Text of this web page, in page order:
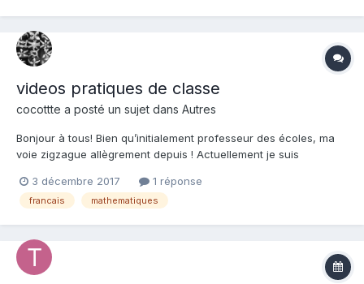
videos pratiques de classe
cocottte a posté un sujet dans Autres
Bonjour à tous! Bien qu’initialement professeur des écoles, ma
voie zigzague allègrement depuis ! Actuellement je suis
fais de la formation de formateurs. Ceux-ci m’ont demandé de
visionner des vidéos tournées dans des classes en Fr...
3 décembre 2017 1 réponse
francais mathematiques